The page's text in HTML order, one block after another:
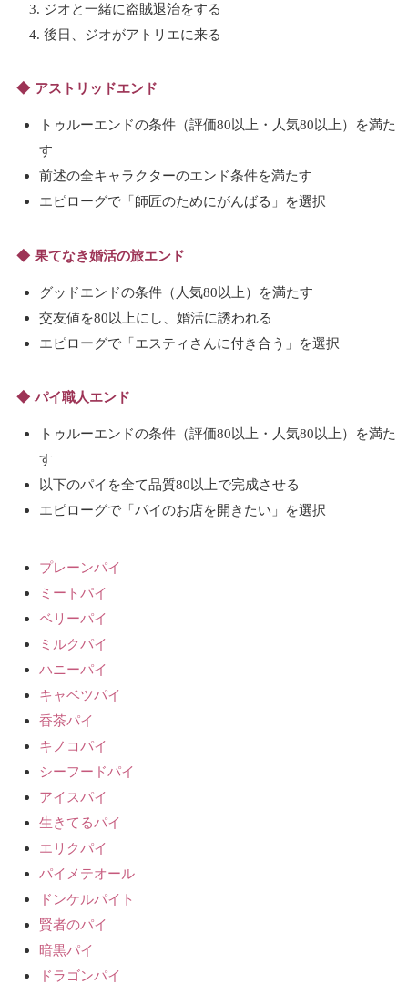
ジオと一緒に盗賊退治をする
後日、ジオがアトリエに来る
アストリッドエンド
トゥルーエンドの条件（評価80以上・人気80以上）を満た
す
前述の全キャラクターのエンド条件を満たす
エピローグで「師匠のためにがんばる」を選択
果てなき婚活の旅エンド
グッドエンドの条件（人気80以上）を満たす
交友値を80以上にし、婚活に誘われる
エピローグで「エスティさんに付き合う」を選択
パイ職人エンド
トゥルーエンドの条件（評価80以上・人気80以上）を満た
す
以下のパイを全て品質80以上で完成させる
エピローグで「パイのお店を開きたい」を選択
プレーンパイ
ミートパイ
ベリーパイ
ミルクパイ
ハニーパイ
キャベツパイ
香茶パイ
キノコパイ
シーフードパイ
アイスパイ
生きてるパイ
エリクパイ
パイメテオール
ドンケルパイト
賢者のパイ
暗黒パイ
ドラゴンパイ